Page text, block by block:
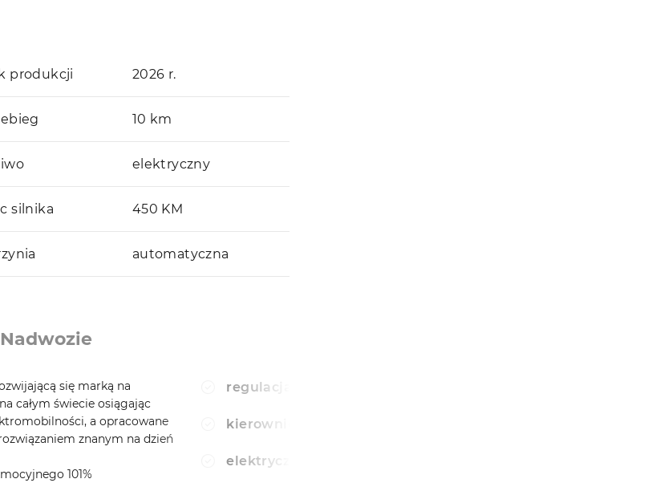
produkcji 2026 r.
10 km
elektryczny
silnika 450 KM
automatyczna
Nadwozie
się marką na
całym świecie osiągając
a opracowane
znanym na dzień
101%
regulacja wysokosci fotela
kierownica wielofunkcyjna
elektryczne szyby tylne